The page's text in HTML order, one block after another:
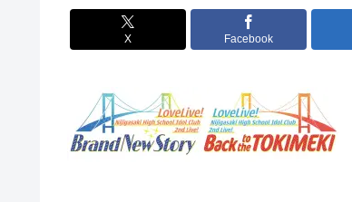
X Facebook